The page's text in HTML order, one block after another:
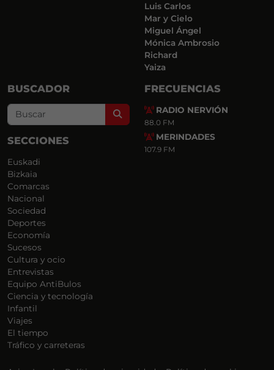
Luis Carlos
Mar y Cielo
Miguel Ángel
Mónica Ambrosio
Richard
Yaiza
BUSCADOR
Search
SECCIONES
Euskadi
Bizkaia
Comarcas
Nacional
Sociedad
Deportes
Economía
Sucesos
Cultura y ocio
Entrevistas
Equipo AntiBulos
Ciencia y tecnología
Infantil
Viajes
El tiempo
Tráfico y carreteras
FRECUENCIAS
RADIO NERVIÓN
88.0 FM
MERINDADES
107.9 FM